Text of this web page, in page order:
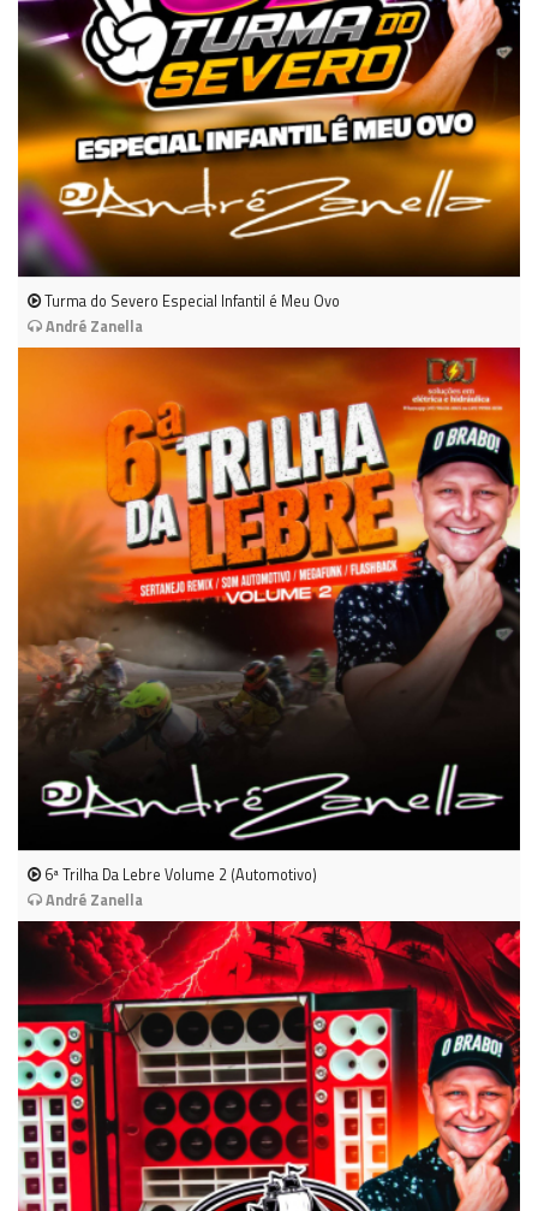
Turma do Severo Especial Infantil é Meu Ovo
André Zanella
6ª Trilha Da Lebre Volume 2 (Automotivo)
André Zanella